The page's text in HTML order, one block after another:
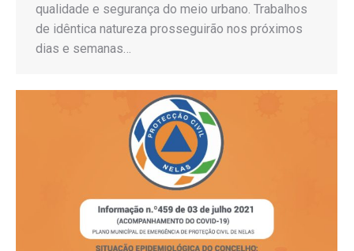
qualidade e segurança do meio urbano. Trabalhos
de idêntica natureza prosseguirão nos próximos
dias e semanas…